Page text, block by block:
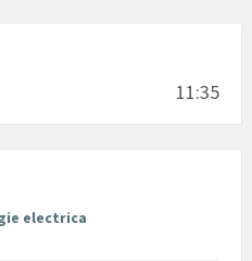
11:35
electrica